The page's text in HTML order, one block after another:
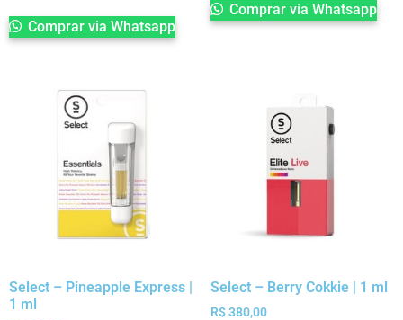
Comprar via Whatsapp
Comprar via Whatsapp
Select – Pineapple Express |
1 ml
Select – Berry Cokkie | 1 ml
R$380,00